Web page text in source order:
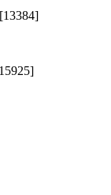
[13384]